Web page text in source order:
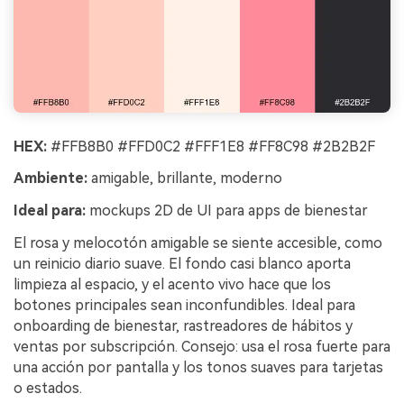
HEX: #FFB8B0 #FFD0C2 #FFF1E8 #FF8C98 #2B2B2F
Ambiente: amigable, brillante, moderno
Ideal para: mockups 2D de UI para apps de bienestar
El rosa y melocotón amigable se siente accesible, como
un reinicio diario suave. El fondo casi blanco aporta
limpieza al espacio, y el acento vivo hace que los
botones principales sean inconfundibles. Ideal para
onboarding de bienestar, rastreadores de hábitos y
ventas por subscripción. Consejo: usa el rosa fuerte para
una acción por pantalla y los tonos suaves para tarjetas
o estados.